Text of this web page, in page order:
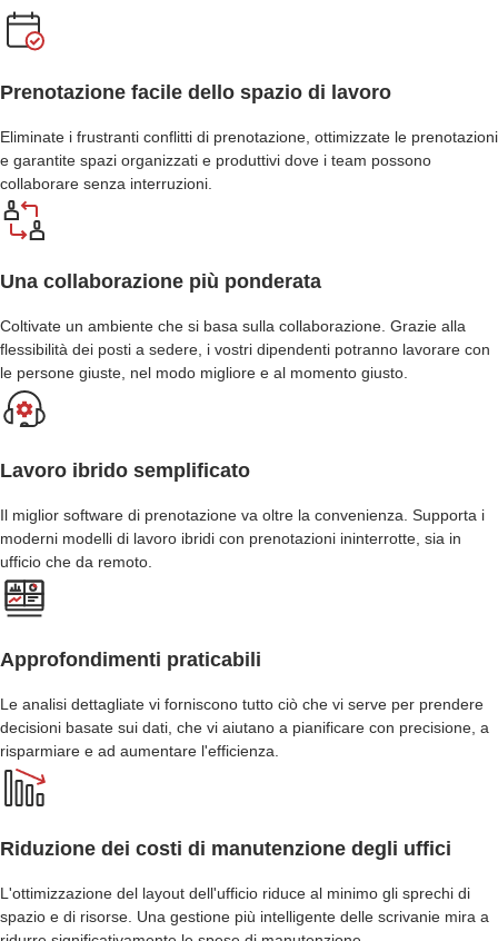
Prenotazione facile dello spazio di lavoro
Eliminate i frustranti conflitti di prenotazione, ottimizzate le prenotazioni
e garantite spazi organizzati e produttivi dove i team possono
collaborare senza interruzioni.
Una collaborazione più ponderata
Coltivate un ambiente che si basa sulla collaborazione. Grazie alla
flessibilità dei posti a sedere, i vostri dipendenti potranno lavorare con
le persone giuste, nel modo migliore e al momento giusto.
Lavoro ibrido semplificato
Il miglior software di prenotazione va oltre la convenienza. Supporta i
moderni modelli di lavoro ibridi con prenotazioni ininterrotte, sia in
ufficio che da remoto.
Approfondimenti praticabili
Le analisi dettagliate vi forniscono tutto ciò che vi serve per prendere
decisioni basate sui dati, che vi aiutano a pianificare con precisione, a
risparmiare e ad aumentare l'efficienza.
Riduzione dei costi di manutenzione degli uffici
L'ottimizzazione del layout dell'ufficio riduce al minimo gli sprechi di
spazio e di risorse. Una gestione più intelligente delle scrivanie mira a